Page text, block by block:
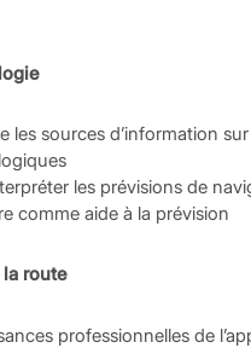
les sources d’information
les prévisions de
comme aide à la prévision
route
professionnelles de